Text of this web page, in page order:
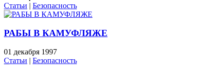
Статьи | Безопасность
РАБЫ В КАМУФЛЯЖЕ
01 декабря 1997
Статьи | Безопасность